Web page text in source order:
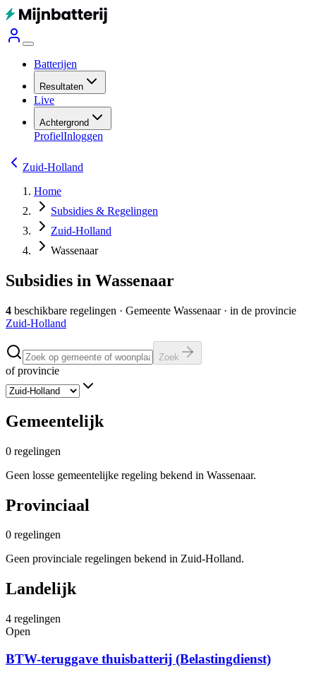
Batterijen
Resultaten
Live
Achtergrond
ProfielInloggen
Zuid-Holland
Home
Subsidies & Regelingen
Zuid-Holland
Wassenaar
Subsidies in Wassenaar
4 beschikbare regelingen · Gemeente Wassenaar· in de provincie
Zuid-Holland
Zoek
of provincie
Gemeentelijk
0 regelingen
Geen losse gemeentelijke regeling bekend in Wassenaar.
Provinciaal
0 regelingen
Geen provinciale regelingen bekend in Zuid-Holland.
Landelijk
4 regelingen
Open
BTW-teruggave thuisbatterij (Belastingdienst)